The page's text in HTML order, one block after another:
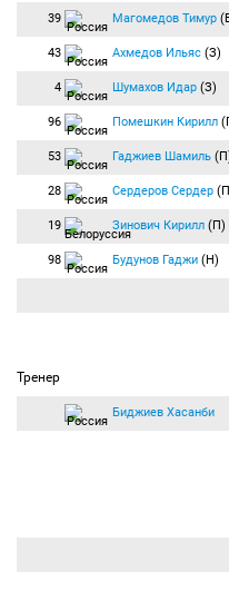
39 Магомедов Тимур
43 Ахмедов Ильяс (З)
4 Шумахов Идар (З)
96 Помешкин Кирилл
53 Гаджиев Шамиль
28 Сердеров Сердер
19 Зинович Кирилл (П)
98 Будунов Гаджи (Н)
Тренер
Биджиев Хасанби